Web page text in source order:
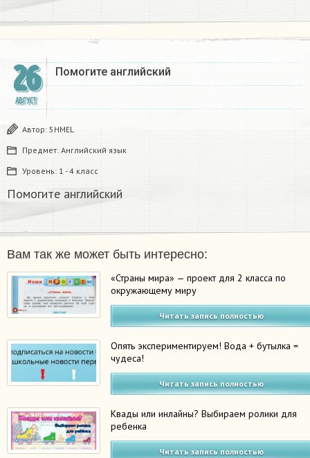
26
АВГУСТ
Помогите английский
Автор: 5HMEL
Предмет: Английский язык
Уровень: 1 - 4 класс
Помогите английский
Вам так же может быть интересно:
«Страны мира» — проект для 2 класса по
окружающему миру
Читать запись полностью
Опять экспериментируем! Вода + бутылка =
чудеса!
Читать запись полностью
Квады или инлайны? Выбираем ролики для
ребенка
Читать запись полностью